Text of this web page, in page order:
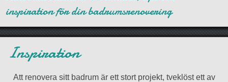
LEVERANTÖRER
LÄNKAR
inspiration för din badrumsrenovering
Inspiration
Att renovera sitt badrum är ett stort projekt, tveklöst ett av